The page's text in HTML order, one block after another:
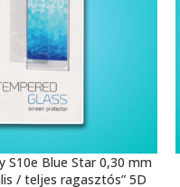
S10e Blue Star 0,30 mm
/ teljes ragasztós” 5D